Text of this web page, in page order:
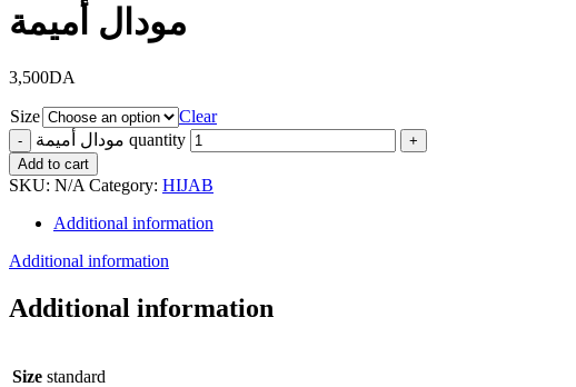
مودال أميمة
3,500DA
Size
Clear
مودال أميمة quantity
Add to cart
SKU: N/A Category: HIJAB
Additional information
Additional information
Additional information
Size standard